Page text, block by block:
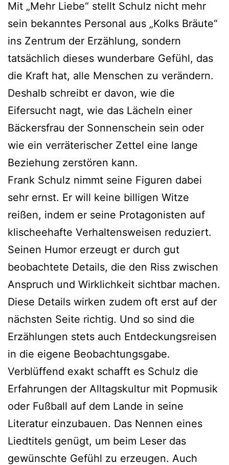
Mit „Mehr Liebe“ stellt Schulz nicht mehr
sein bekanntes Personal aus „Kolks Bräute“
ins Zentrum der Erzählung, sondern
tatsächlich dieses wunderbare Gefühl, das
die Kraft hat, alle Menschen zu verändern.
Deshalb schreibt er davon, wie die
Eifersucht nagt, wie das Lächeln einer
Bäckersfrau der Sonnenschein sein oder
wie ein verräterischer Zettel eine lange
Beziehung zerstören kann.
Frank Schulz nimmt seine Figuren dabei
sehr ernst. Er will keine billigen Witze
reißen, indem er seine Protagonisten auf
klischeehafte Verhaltensweisen reduziert.
Seinen Humor erzeugt er durch gut
beobachtete Details, die den Riss zwischen
Anspruch und Wirklichkeit sichtbar machen.
Diese Details wirken zudem oft erst auf der
nächsten Seite richtig. Und so sind die
Erzählungen stets auch Entdeckungsreisen
in die eigene Beobachtungsgabe.
Verblüffend exakt schafft es Schulz die
Erfahrungen der Alltagskultur mit Popmusik
oder Fußball auf dem Lande in seine
Literatur einzubauen. Das Nennen eines
Liedtitels genügt, um beim Leser das
gewünschte Gefühl zu erzeugen. Auch